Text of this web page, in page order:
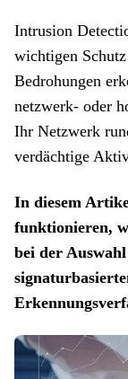
Intrusion
wichtigen
Bedrohungen
netzwerk- oder
Ihr Netzwerk
verdächtige
In diesem
funktionieren,
bei der